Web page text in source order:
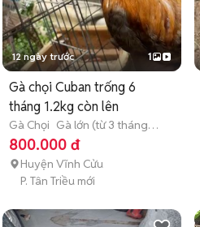
12 ngày trước 1
Gà chọi Cuban trống 6
tháng 1.2kg còn lên
Gà Chọi Gà lớn (từ 3 tháng
tuổi)
800.000 đ
Huyện Vĩnh Cửu
P. Tân Triều mới